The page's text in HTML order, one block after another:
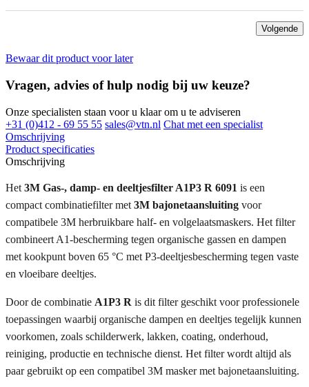
Volgende
Bewaar dit product voor later
Vragen, advies of hulp nodig bij uw keuze?
Onze specialisten staan voor u klaar om u te adviseren
+31 (0)412 - 69 55 55 sales@vtn.nl Chat met een specialist
Omschrijving
Product specificaties
Omschrijving
Het 3M Gas-, damp- en deeltjesfilter A1P3 R 6091 is een
compact combinatiefilter met 3M bajonetaansluiting voor
compatibele 3M herbruikbare half- en volgelaatsmaskers. Het filter
combineert A1-bescherming tegen organische gassen en dampen
met kookpunt boven 65 °C met P3-deeltjesbescherming tegen vaste
en vloeibare deeltjes.
Door de combinatie A1P3 R is dit filter geschikt voor professionele
toepassingen waarbij organische dampen en deeltjes tegelijk kunnen
voorkomen, zoals schilderwerk, lakken, coating, onderhoud,
reiniging, productie en technische dienst. Het filter wordt altijd als
paar gebruikt op een compatibel 3M masker met bajonetaansluiting.